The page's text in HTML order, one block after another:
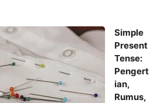
Simple
Present
Tense:
Pengert
ian,
Rumus,